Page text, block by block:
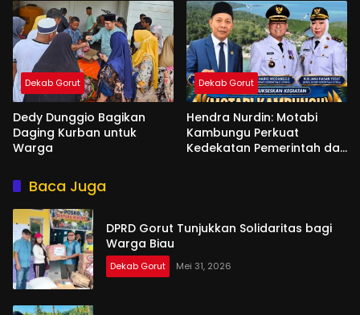
Dekab Gorut
Dedy Dunggio Bagikan
Daging Kurban untuk
Warga
Dekab Gorut
Hendra Nurdin: Motabi
Kambungu Perkuat
Kedekatan Pemerintah dan
Baca Juga
DPRD Gorut Tunjukkan Solidaritas bagi
Warga Biau
Dekab Gorut Mei 31, 2026